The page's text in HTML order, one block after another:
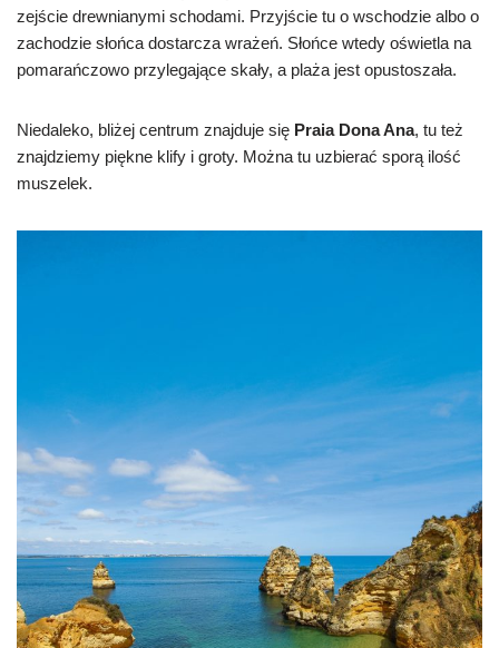
zejście drewnianymi schodami. Przyjście tu o wschodzie albo o
zachodzie słońca dostarcza wrażeń. Słońce wtedy oświetla na
pomarańczowo przylegające skały, a plaża jest opustoszała.
Niedaleko, bliżej centrum znajduje się Praia Dona Ana, tu też
znajdziemy piękne klify i groty. Można tu uzbierać sporą ilość
muszelek.